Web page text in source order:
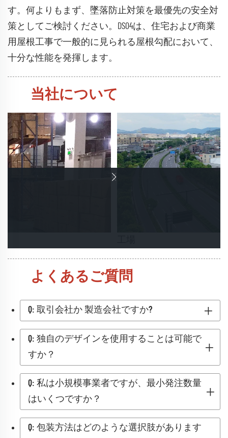
す。何よりもまず、墜落防止対策を最優先の安全対
策としてご検討ください。DS04は、住宅および商業
用屋根工事で一般的に見られる屋根勾配において、
十分な性能を発揮します。
当社について
よくあるご質問
Q: 取引会社か 製造会社ですか?
Q: 独自のデザインを使用することは可能で
すか？
Q: 私は小規模事業者ですが、最小発注数量
はいくつですか？
Q: 包装方法はどのような選択肢があります